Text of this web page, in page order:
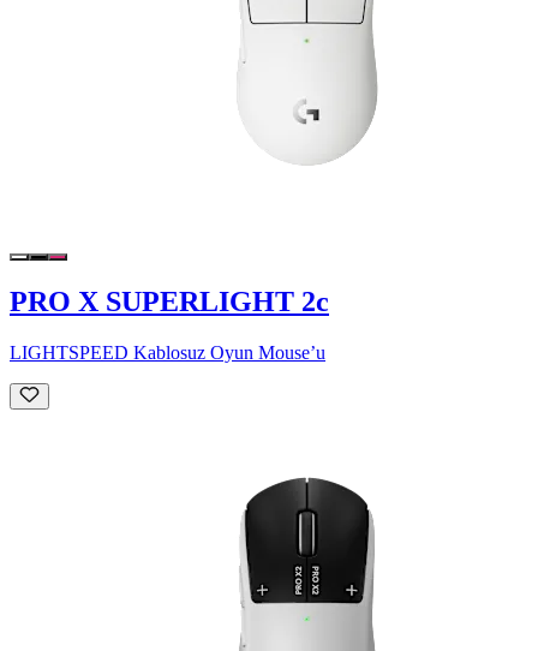
PRO X SUPERLIGHT 2c
LIGHTSPEED Kablosuz Oyun Mouse’u